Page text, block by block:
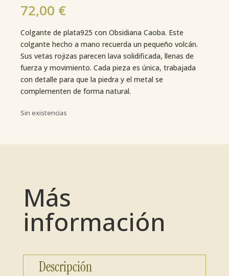
72,00 €
Colgante de plata925 con Obsidiana Caoba. Este
colgante hecho a mano recuerda un pequeño volcán.
Sus vetas rojizas parecen lava solidificada, llenas de
fuerza y movimiento. Cada pieza es única, trabajada
con detalle para que la piedra y el metal se
complementen de forma natural.
Sin existencias
Más
información
Descripción